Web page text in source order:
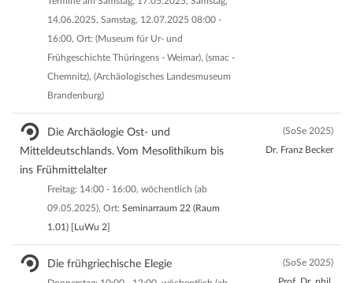
14.06.2025, Samstag, 12.07.2025 08:00 -
16:00, Ort: (Museum für Ur- und
Frühgeschichte Thüringens - Weimar), (smac -
Chemnitz), (Archäologisches Landesmuseum
Brandenburg)
Die Archäologie Ost- und
Mitteldeutschlands. Vom Mesolithikum bis
ins Frühmittelalter
Freitag: 14:00 - 16:00, wöchentlich (ab
09.05.2025), Ort: Seminarraum 22 (Raum
1.01) [LuWu 2]
(SoSe 2025)
Dr. Franz Becker
Die frühgriechische Elegie
(SoSe 2025)